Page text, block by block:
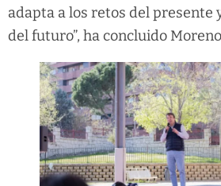
adapta a los retos del presente
del futuro”, ha concluido